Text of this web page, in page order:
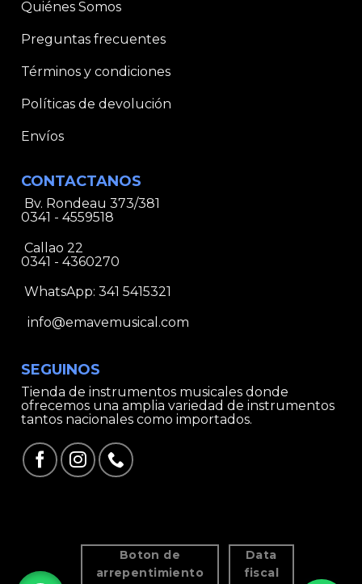
Quiénes Somos
Preguntas frecuentes
Términos y condiciones
Políticas de devolución
Envíos
CONTACTANOS
Bv. Rondeau 373/381
0341 - 4559518
Callao 22
0341 - 4360270
WhatsApp: 341 5415321
info@emavemusical.com
SEGUINOS
Tienda de instrumentos musicales donde
ofrecemos una amplia variedad de instrumentos
tantos nacionales como importados.
Boton de
arrepentimiento
Data
fiscal